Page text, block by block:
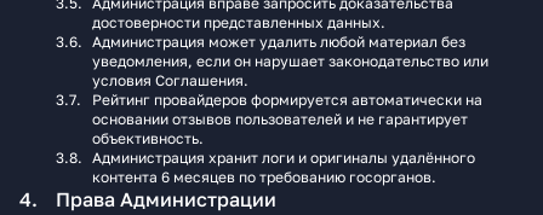
достоверности представленных данных.
Администрация может удалить любой материал без
уведомления, если он нарушает законодательство или
условия Соглашения.
Рейтинг провайдеров формируется автоматически на
основании отзывов пользователей и не гарантирует
объективность.
Администрация хранит логи и оригиналы удалённого
контента 6 месяцев по требованию госорганов.
Права Администрации